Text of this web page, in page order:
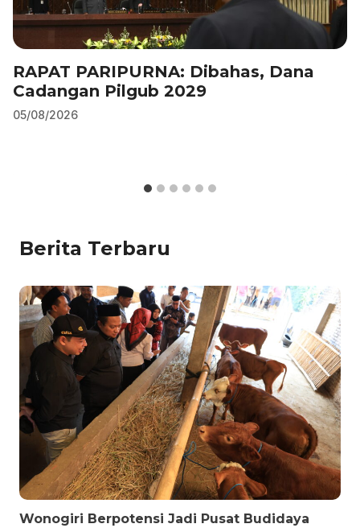
RAPAT PARIPURNA: Dibahas, Dana
Cadangan Pilgub 2029
05/08/2026
Berita Terbaru
Wonogiri Berpotensi Jadi Pusat Budidaya